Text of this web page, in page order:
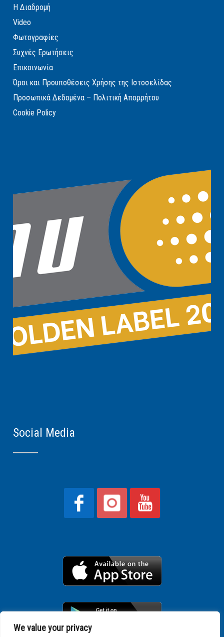
We value your privacy
Η Διαδρομή
Video
Φωτογραφίες
Συχνές Ερωτήσεις
Επικοινωνία
Όροι και Προυποθέσεις Χρήσης της Ιστοσελίδας
Προσωπικά Δεδομένα – Πολιτική Απορρήτου
Cookie Policy
Social Media